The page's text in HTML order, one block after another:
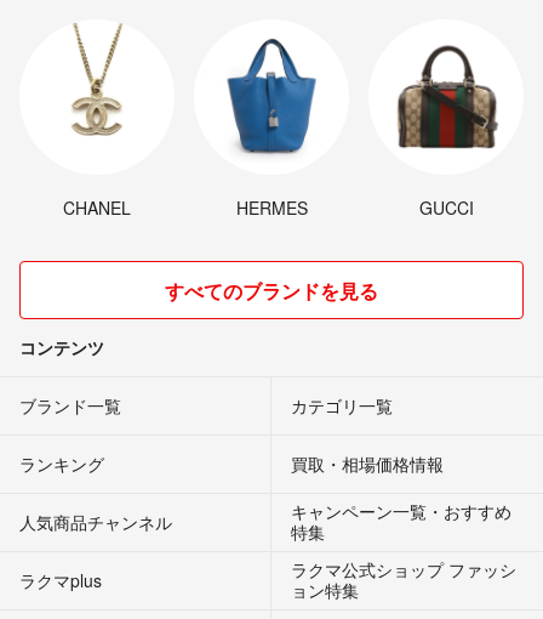
CHANEL HERMES GUCCI
すべてのブランドを見る
コンテンツ
ブランド一覧 カテゴリ一覧
ランキング 買取・相場価格情報
人気商品チャンネル
キャンペーン一覧・おすすめ
特集
ラクマplus
ラクマ公式ショップ ファッシ
ョン特集